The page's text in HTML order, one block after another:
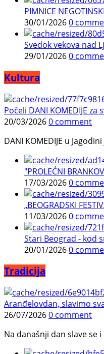
PIMNICE
30/01/20260
Svedok vekova nad
29/01/20260
Kultura
Počeli DANI KOMEDIJE za
20/03/20260 comment
DANI KOMEDIJE u
"PROLEĆNI
17/03/20260
„BEOGRADSKI
11/03/20260
Stari Beograd - kod
20/01/20260
Tradicija
Aranđelovdan, slavimo
26/07/20260 comment
Na današnji dan slave se